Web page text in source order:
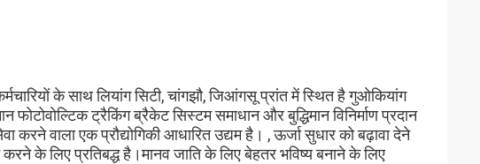
के साथ लियांग सिटी, चांगझौ, जिआंगसू प्रांत में स्थित है गुओकियांग
ट्रैकिंग ब्रैकेट सिस्टम समाधान और बुद्धिमान विनिर्माण प्रदान
वाला एक प्रौद्योगिकी आधारित उद्यम है। , ऊर्जा सुधार को बढ़ावा देने
के लिए प्रतिबद्ध है।मानव जाति के लिए बेहतर भविष्य बनाने के लिए